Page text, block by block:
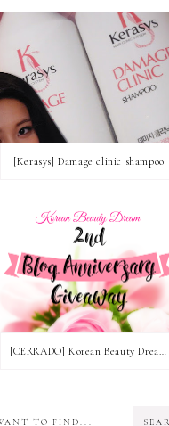
[Kerasys] Damage clinic shampoo
[CERRADO] Korean Beauty Dream Blog Anniversary Nº2! ~ Ganadoras